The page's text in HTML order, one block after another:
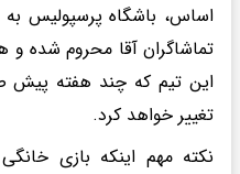
اساس، باشگاه پرسپولیس
تماشاگران آقا محروم شده
این تیم که چند هفته پیش
تغییر خواهد کرد.
نکته مهم اینکه بازی